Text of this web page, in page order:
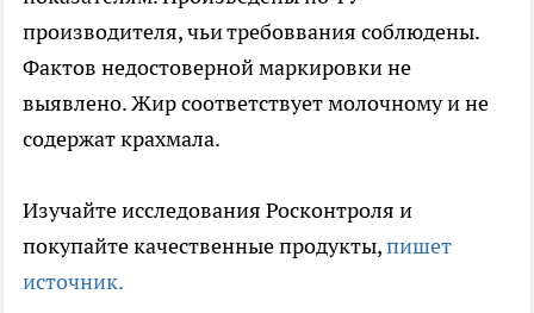
производителя, чьи требоввания соблюдены.
Фактов недостоверной маркировки не
выявлено. Жир соответствует молочному и не
содержат крахмала.
Изучайте исследования Росконтроля и
покупайте качественные продукты,пишет
источник.